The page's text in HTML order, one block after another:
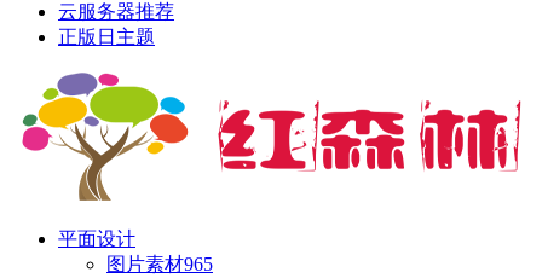
云服务器推荐
正版日主题
平面设计
图片素材965